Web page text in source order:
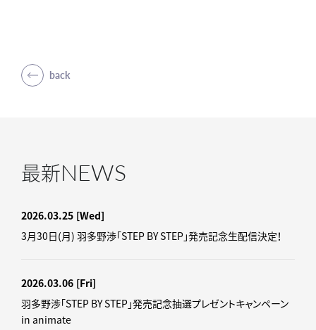
back
最新NEWS
2026.03.25 [Wed]
3月30日(月) 羽多野渉「STEP BY STEP」発売記念生配信決定！
2026.03.06 [Fri]
羽多野渉「STEP BY STEP」発売記念抽選プレゼントキャンペーン
in animate